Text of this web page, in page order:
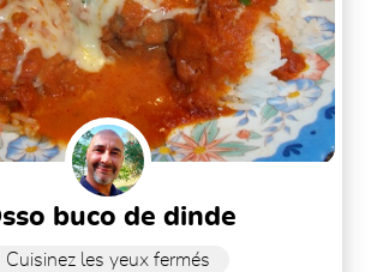
osso buco de dinde
Cuisinez les yeux fermés